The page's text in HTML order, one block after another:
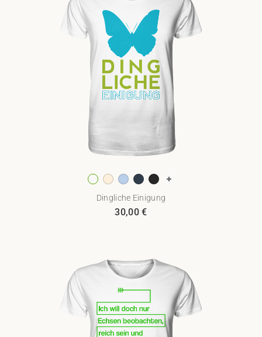
Dingliche Einigung
30,00€